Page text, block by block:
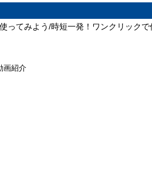
ってみよう/時短一発！ワンクリック
画紹介